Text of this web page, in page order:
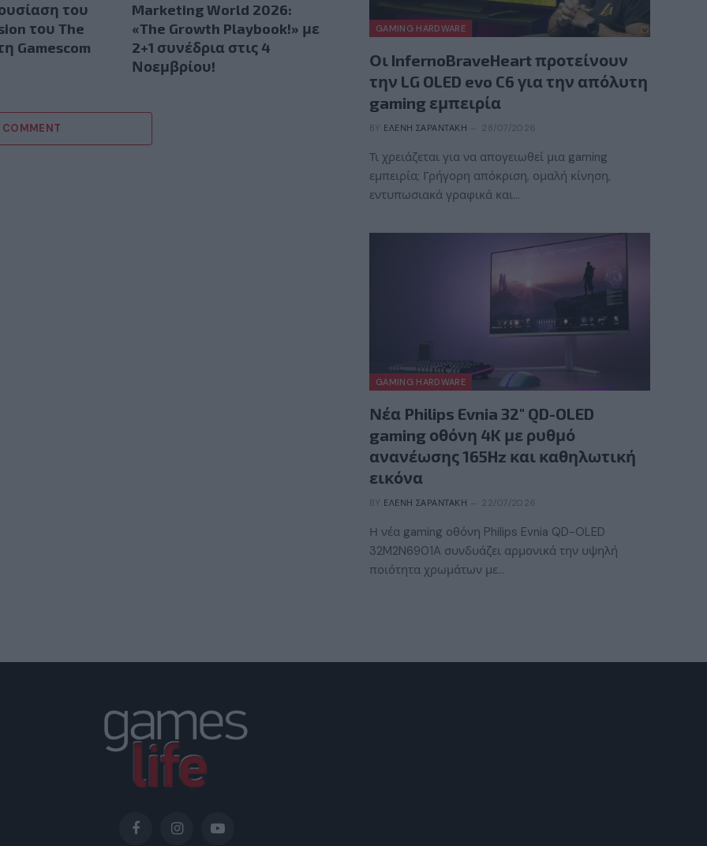
του
του The
Gamescom
Marketing World 2026:
«The Growth Playbook!» με
2+1 συνέδρια στις 4
Νοεμβρίου!
COMMENT
GAMING HARDWARE
Οι InfernoBraveHeart προτείνουν
την LG OLED evo C6 για την απόλυτη
gaming εμπειρία
BY ΕΛΈΝΗ ΣΑΡΑΝΤΆΚΗ 28/07/2026
Τι χρειάζεται για να απογειωθεί μια gaming
εμπειρία; Γρήγορη απόκριση, ομαλή κίνηση,
εντυπωσιακά γραφικά και…
GAMING HARDWARE
Νέα Philips Evnia 32″ QD-OLED
gaming οθόνη 4K με ρυθμό
ανανέωσης 165Hz και καθηλωτική
εικόνα
BY ΕΛΈΝΗ ΣΑΡΑΝΤΆΚΗ 22/07/2026
Η νέα gaming οθόνη Philips Evnia QD-OLED
32M2N6901A συνδυάζει αρμονικά την υψηλή
ποιότητα χρωμάτων με…
FacebookInstagramYouTube